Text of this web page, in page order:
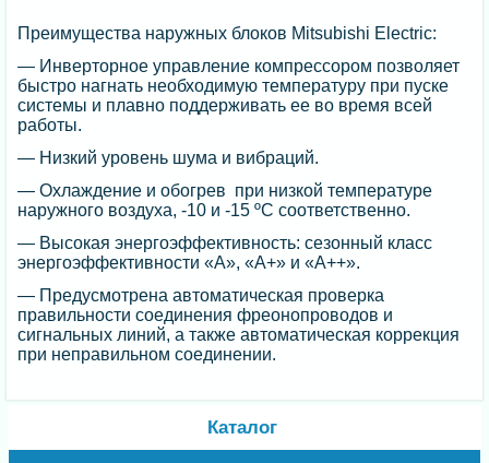
Преимущества наружных блоков Mitsubishi Electric:
— Инверторное управление компрессором позволяет
быстро нагнать необходимую температуру при пуске
системы и плавно поддерживать ее во время всей
работы.
— Низкий уровень шума и вибраций.
— Охлаждение и обогрев при низкой температуре
наружного воздуха, -10 и -15 ºC соответственно.
— Высокая энергоэффективность: сезонный класс
энергоэффективности «А», «А+» и «А++».
— Предусмотрена автоматическая проверка
правильности соединения фреонопроводов и
сигнальных линий, а также автоматическая коррекция
при неправильном соединении.
Каталог